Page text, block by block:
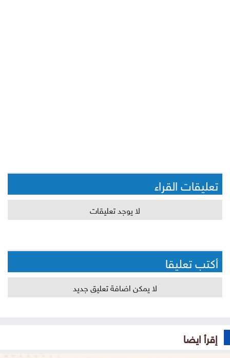
تعليقات القراء
لا يوجد تعليقات
أكتب تعليقا
لا يمكن اضافة تعليق جديد
إقرأ ايضا